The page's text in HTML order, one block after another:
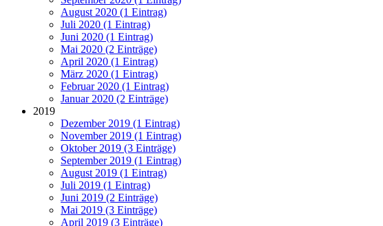
August 2020 (1 Eintrag)
Juli 2020 (1 Eintrag)
Juni 2020 (1 Eintrag)
Mai 2020 (2 Einträge)
April 2020 (1 Eintrag)
März 2020 (1 Eintrag)
Februar 2020 (1 Eintrag)
Januar 2020 (2 Einträge)
2019
Dezember 2019 (1 Eintrag)
November 2019 (1 Eintrag)
Oktober 2019 (3 Einträge)
September 2019 (1 Eintrag)
August 2019 (1 Eintrag)
Juli 2019 (1 Eintrag)
Juni 2019 (2 Einträge)
Mai 2019 (3 Einträge)
April 2019 (3 Einträge)